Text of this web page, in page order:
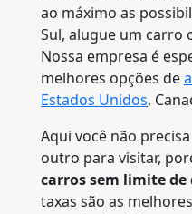
ao máximo as
Sul, alugue um carro
Nossa empresa é
melhores opções de
Estados Unidos,
Aqui você não
outro para visitar,
carros sem limite
taxas são as